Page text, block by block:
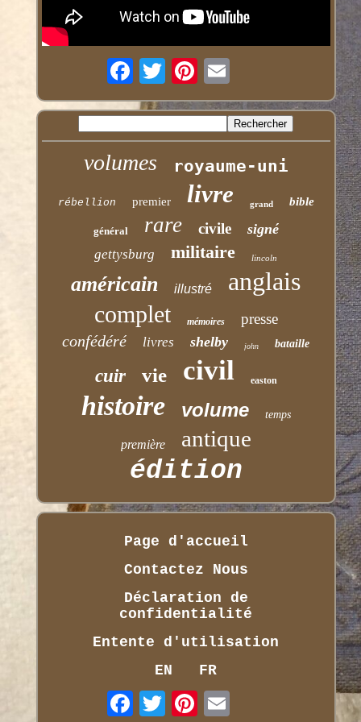
volumes royaume-uni
rébellion premier livre grand bible
général rare civile signé
gettysburg militaire lincoln
américain illustré anglais
complet mémoires presse
confédéré livres shelby john bataille
cuir vie civil easton
histoire volume temps
première antique
édition
Page d'accueil
Contactez Nous
Déclaration de
confidentialité
Entente d'utilisation
EN
FR